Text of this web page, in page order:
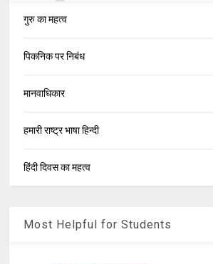
गुरु का महत्व
पिकनिक पर निबंध
मानवाधिकार
हमारी राष्ट्र भाषा हिन्दी
हिंदी दिवस का महत्व
Most Helpful for Students